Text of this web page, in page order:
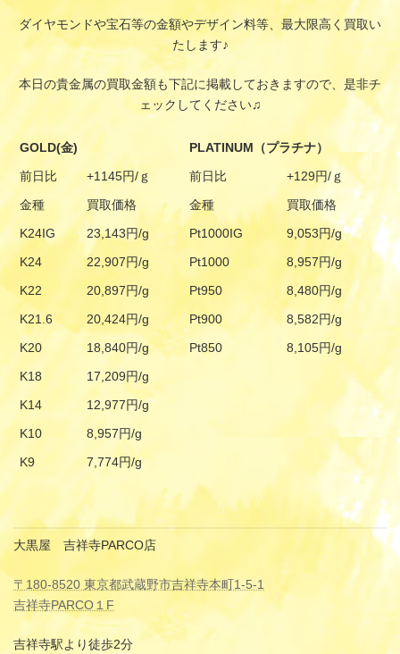
ダイヤモンドや宝石等の金額やデザイン料等、最大限高く買取い
たします♪
本日の貴金属の買取金額も下記に掲載しておきますので、是非チ
ェックしてください♫
GOLD(金)
PLATINUM（プラチナ）
前日比
+1145円/ｇ 前日比
+129円/ｇ
金種
買取価格 金種
買取価格
K24IG
23,143円/g Pt1000IG
9,053円/g
K24
22,907円/g Pt1000
8,957円/g
K22
20,897円/g Pt950
8,480円/g
K21.6
20,424円/g Pt900
8,582円/g
K20
18,840円/g Pt850
8,105円/g
K18
17,209円/g
K14
12,977円/g
K10
8,957円/g
K9
7,774円/g
大黒屋 吉祥寺PARCO店
〒180-8520 東京都武蔵野市吉祥寺本町1-5-1
吉祥寺PARCO１F
吉祥寺駅より徒歩2分